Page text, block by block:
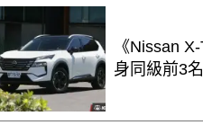
《Nissan
身同級前3